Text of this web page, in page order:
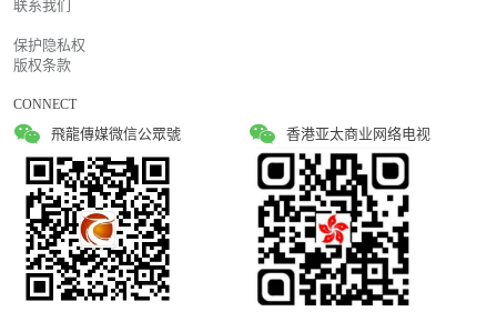
联系我们
保护隐私权
版权条款
CONNECT
飛龍傳媒微信公眾號 香港亚太商业网络电视